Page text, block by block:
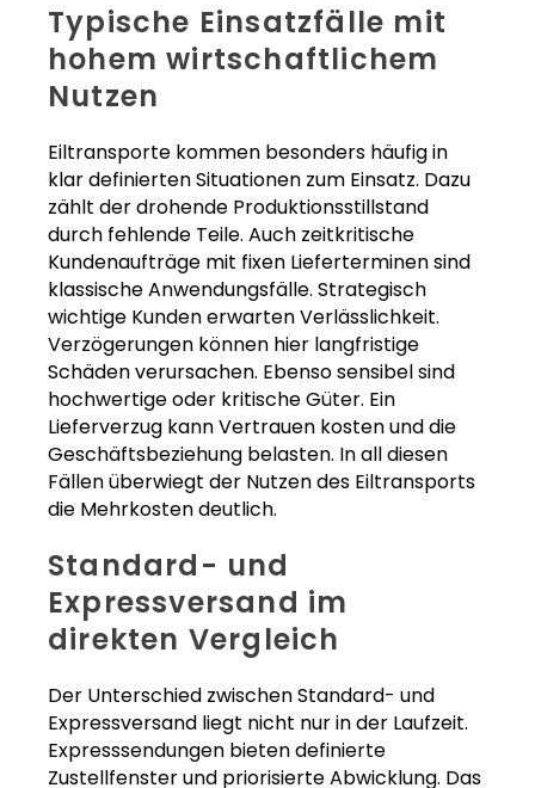
Typische Einsatzfälle mit
hohem wirtschaftlichem
Nutzen
Eiltransporte kommen besonders häufig in
klar definierten Situationen zum Einsatz. Dazu
zählt der drohende Produktionsstillstand
durch fehlende Teile. Auch zeitkritische
Kundenaufträge mit fixen Lieferterminen sind
klassische Anwendungsfälle. Strategisch
wichtige Kunden erwarten Verlässlichkeit.
Verzögerungen können hier langfristige
Schäden verursachen. Ebenso sensibel sind
hochwertige oder kritische Güter. Ein
Lieferverzug kann Vertrauen kosten und die
Geschäftsbeziehung belasten. In all diesen
Fällen überwiegt der Nutzen des Eiltransports
die Mehrkosten deutlich.
Standard- und
Expressversand im
direkten Vergleich
Der Unterschied zwischen Standard- und
Expressversand liegt nicht nur in der Laufzeit.
Expresssendungen bieten definierte
Zustellfenster und priorisierte Abwicklung. Das